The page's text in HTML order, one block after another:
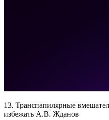
13. Транспапилярные
избежать А.В. Жданов